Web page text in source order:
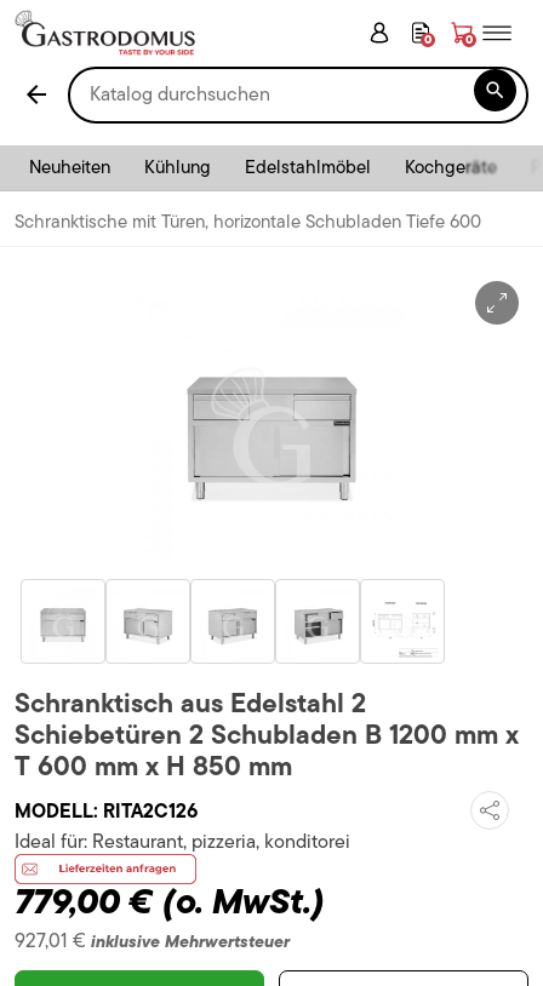
0 0
arrow_back 
Neuheiten Kühlung Edelstahlmöbel Kochgeräte
Schranktische mit Türen, horizontale Schubladen Tiefe 600
Schranktisch aus Edelstahl 2
Schiebetüren 2 Schubladen B 1200 mm x
T 600 mm x H 850 mm
MODELL: RITA2C126
779,00 €(o. MwSt.)
927,01 € inklusive Mehrwertsteuer
Ideal für: Restaurant, pizzeria, konditorei